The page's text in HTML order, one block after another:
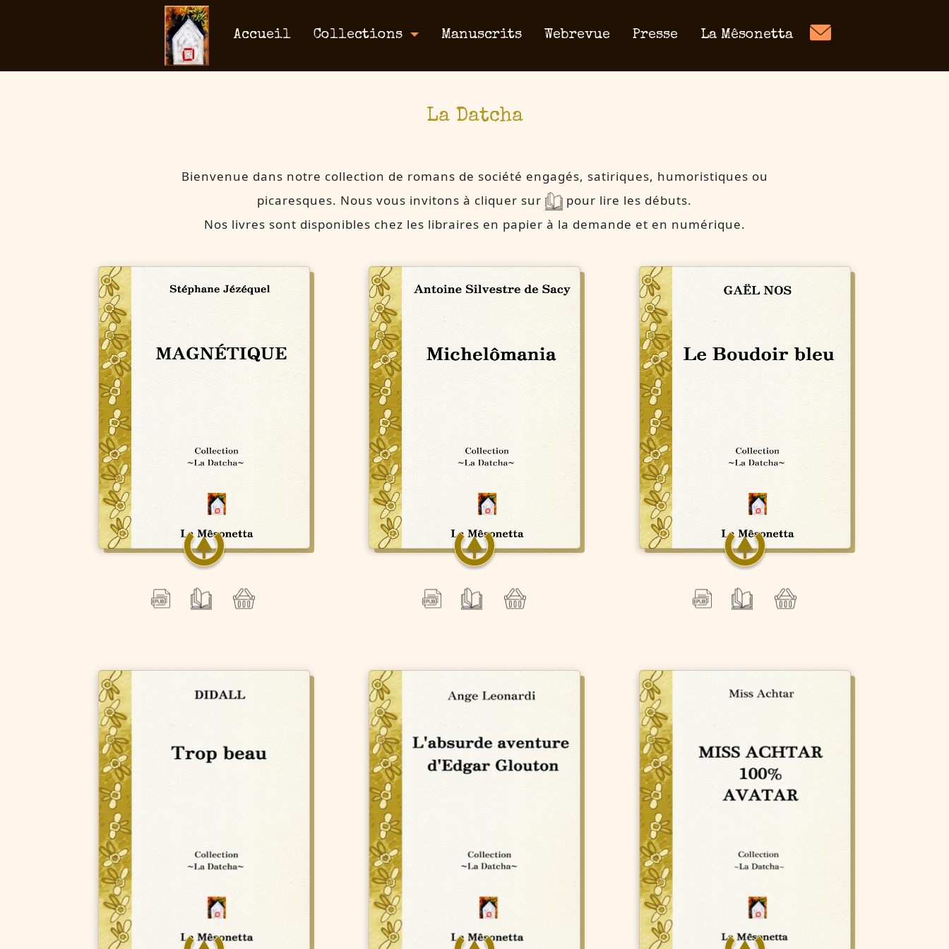
Accueil Collections Manuscrits Webrevue Presse La Mêsonetta
La Datcha
Bienvenue dans notre collection de romans de société engagés, satiriques, humoristiques ou
picaresques. Nous vous invitons à cliquer sur
pour lire les débuts.
Nos livres sont disponibles chez les libraires en papier à la demande et en numérique.
Magnétique
Stéphane Jézéquel
carte postale, bleu saphir avec
une petite bergerie sur des
terres encore sauvages,
fouettées par un meltem au
parfum d’ouzo. Un couple
aussi, jeune et amoureux, elle
surtout, à la beauté irréelle, à
la présence magnétique. Voilà
où l’écrivain breton invite le
lecteur à jeter l’ancre. Mais
soudain, dans cette Grèce
Michelômania
Antoine Silvestre de Sacy
métaphore est pertinente au
sujet de deux personnages,
l'un derviche, l'autre tourneur,
agitateurs gravissant avec
peine et ardeur la pente de
leur passion pour Michel
Sardou.
Cela donne un roman
satirique qui, probablement,
aurait fait rire Coluche, l'aristo
du peuple et des comiques. Un
Le Boudoir bleu
Gael Nos
phébusien dans les toutes
premières années du XXIe
siècle, une languissante fin
d’époque au parfum de Mort à
Venise où se frôlent, se
croisent, se toisent et se
jaugent en toute
nonchalance, une
communauté éclectique à la
dent cruelle.
C'est l'histoire d'un couple